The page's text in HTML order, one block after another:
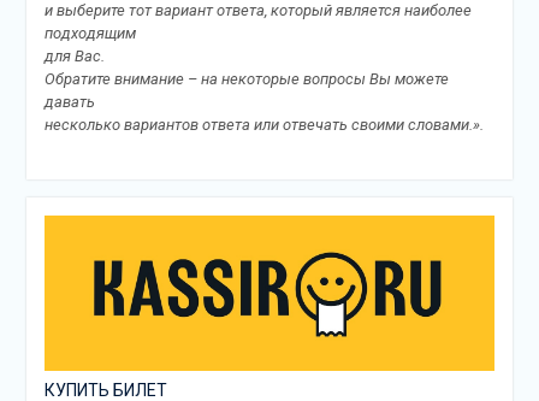
и выберите тот вариант ответа, который является наиболее
подходящим
для Вас.
Обратите внимание – на некоторые вопросы Вы можете
давать
несколько вариантов ответа или отвечать своими словами.».
КУПИТЬ БИЛЕТ